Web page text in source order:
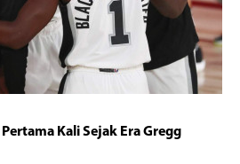
Kali Sejak Era Gregg